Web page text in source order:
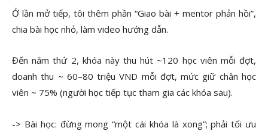
Ở lần mở tiếp, tôi thêm phần “Giao bài + mentor phản hồi”,
chia bài học nhỏ, làm video hướng dẫn.
Đến năm thứ 2, khóa này thu hút ~120 học viên mỗi đợt,
doanh thu ~ 60–80 triệu VND mỗi đợt, mức giữ chân học
viên ~ 75% (người học tiếp tục tham gia các khóa sau).
-> Bài học: đừng mong “một cái khóa là xong”; phải tối ưu